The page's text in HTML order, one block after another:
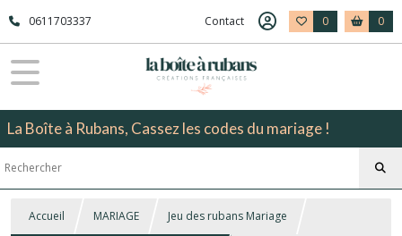
0611703337 Contact 0 0
La Boîte à Rubans, Cassez les codes du mariage !
Accueil MARIAGE Jeu des rubans Mariage